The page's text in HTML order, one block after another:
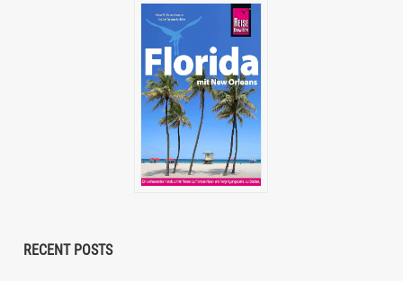
RECENT POSTS